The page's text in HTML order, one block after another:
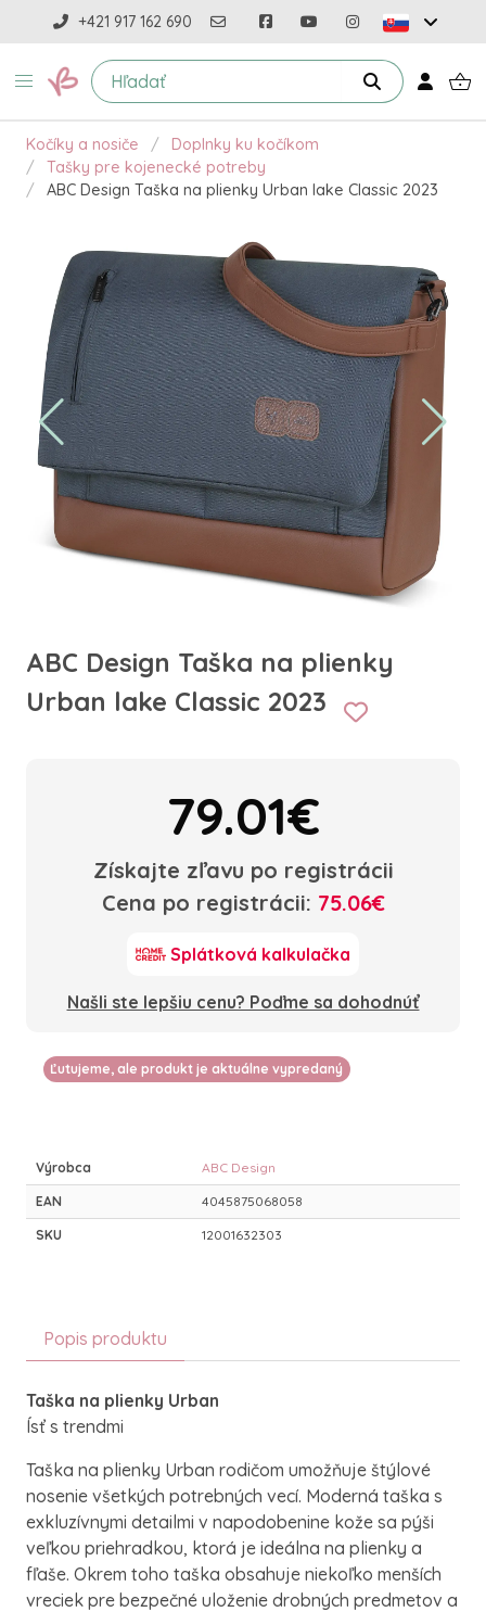
+421 917 162 690
Kočíky a nosiče
Doplnky ku kočíkom
Tašky pre kojenecké potreby
ABC Design Taška na plienky Urban lake Classic 2023
ABC Design Taška na plienky
Urban lake Classic 2023
79.01€
Získajte zľavu po registrácii
Cena po registrácii: 75.06€
Splátková kalkulačka
Našli ste lepšiu cenu? Poďme sa dohodnúť
Ľutujeme, ale produkt je aktuálne vypredaný
Výrobca ABC Design
EAN 4045875068058
SKU 12001632303
Popis produktu
Taška na plienky Urban
Ísť s trendmi
Taška na plienky Urban rodičom umožňuje štýlové
nosenie všetkých potrebných vecí. Moderná taška s
exkluzívnymi detailmi v napodobenine kože sa pýši
veľkou priehradkou, ktorá je ideálna na plienky a
fľaše. Okrem toho taška obsahuje niekoľko menších
vreciek pre bezpečné uloženie drobných predmetov a